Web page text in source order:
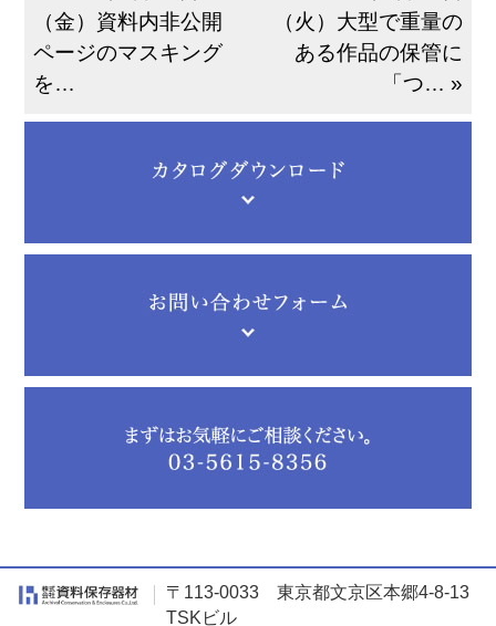
（金）資料内非公開
ページのマスキング
を…
（火）大型で重量の
ある作品の保管に
「つ… »
〒113-0033 東京都文京区本郷4-8-13
TSKビル